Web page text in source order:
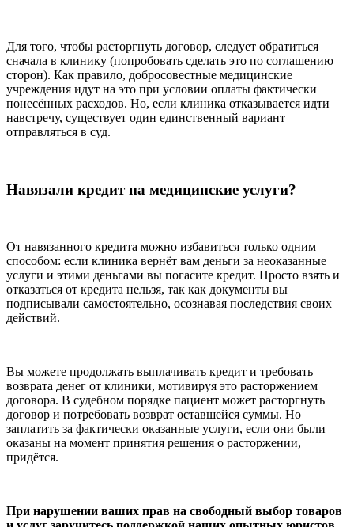
Для того, чтобы расторгнуть договор, следует обратиться
сначала в клинику (попробовать сделать это по соглашению
сторон). Как правило, добросовестные медицинские
учреждения идут на это при условии оплаты фактически
понесённых расходов. Но, если клиника отказывается идти
навстречу, существует один единственный вариант —
отправляться в суд.
Навязали кредит на медицинские услуги?
От навязанного кредита можно избавиться только одним
способом: если клиника вернёт вам деньги за неоказанные
услуги и этими деньгами вы погасите кредит. Просто взять и
отказаться от кредита нельзя, так как документы вы
подписывали самостоятельно, осознавая последствия своих
действий.
Вы можете продолжать выплачивать кредит и требовать
возврата денег от клиники, мотивируя это расторжением
договора. В судебном порядке пациент может расторгнуть
договор и потребовать возврат оставшейся суммы. Но
заплатить за фактически оказанные услуги, если они были
оказаны на момент принятия решения о расторжении,
придётся.
При нарушении ваших прав на свободный выбор товаров